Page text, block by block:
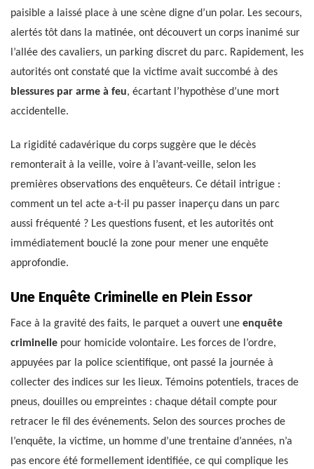
paisible a laissé place à une scène digne d’un polar. Les secours,
alertés tôt dans la matinée, ont découvert un corps inanimé sur
l’allée des cavaliers, un parking discret du parc. Rapidement, les
autorités ont constaté que la victime avait succombé à des
blessures par arme à feu, écartant l’hypothèse d’une mort
accidentelle.
La rigidité cadavérique du corps suggère que le décès
remonterait à la veille, voire à l’avant-veille, selon les
premières observations des enquêteurs. Ce détail intrigue :
comment un tel acte a-t-il pu passer inaperçu dans un parc
aussi fréquenté ? Les questions fusent, et les autorités ont
immédiatement bouclé la zone pour mener une enquête
approfondie.
Une Enquête Criminelle en Plein Essor
Face à la gravité des faits, le parquet a ouvert une enquête
criminelle pour homicide volontaire. Les forces de l’ordre,
appuyées par la police scientifique, ont passé la journée à
collecter des indices sur les lieux. Témoins potentiels, traces de
pneus, douilles ou empreintes : chaque détail compte pour
retracer le fil des événements. Selon des sources proches de
l’enquête, la victime, un homme d’une trentaine d’années, n’a
pas encore été formellement identifiée, ce qui complique les